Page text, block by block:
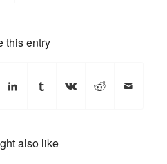
this entry
also like